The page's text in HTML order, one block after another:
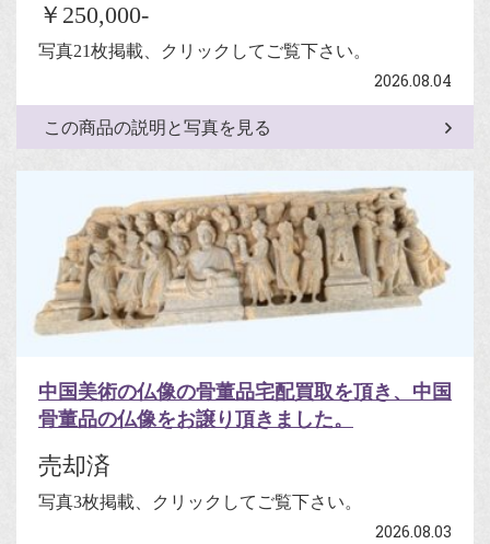
￥250,000-
写真21枚掲載、クリックしてご覧下さい。
2026.08.04
この商品の説明と写真を見る
中国美術の仏像の骨董品宅配買取を頂き、中国
骨董品の仏像をお譲り頂きました。
売却済
写真3枚掲載、クリックしてご覧下さい。
2026.08.03